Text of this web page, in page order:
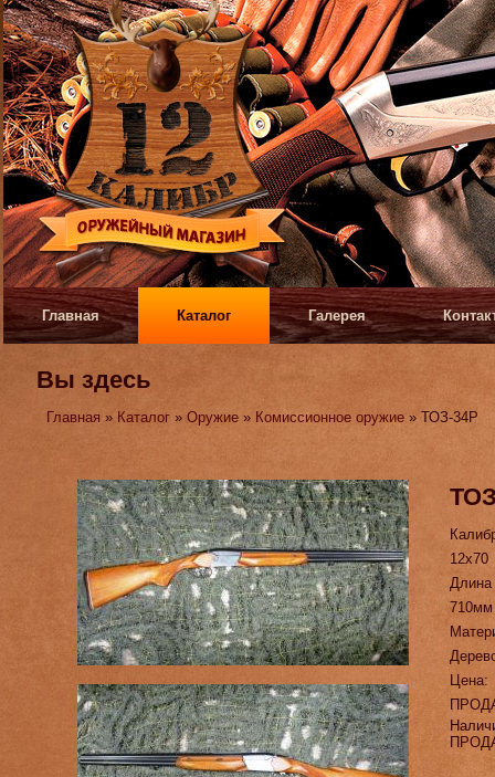
Главная Каталог Галерея
Вы здесь
Главная » Каталог »Оружие » Комиссионное оружие » ТОЗ-34Р
12х70
710мм
Цена: